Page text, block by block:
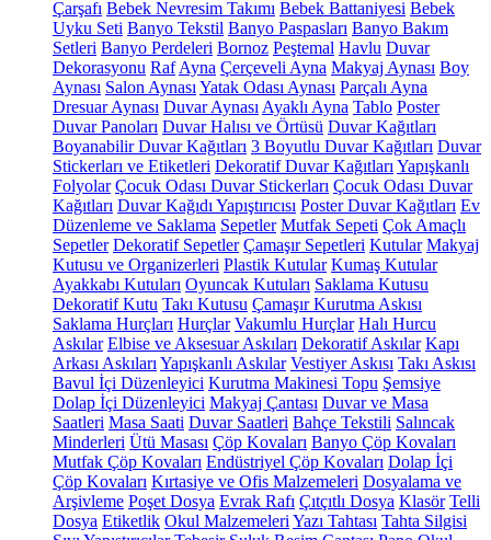
Çarşafı Bebek Nevresim Takımı Bebek Battaniyesi Bebek
Uyku Seti Banyo Tekstil Banyo Paspasları Banyo Bakım
Setleri Banyo Perdeleri Bornoz Peştemal Havlu Duvar
Dekorasyonu Raf Ayna Çerçeveli Ayna Makyaj Aynası Boy
Aynası Salon Aynası Yatak Odası Aynası Parçalı Ayna
Dresuar Aynası Duvar Aynası Ayaklı Ayna Tablo Poster
Duvar Panoları Duvar Halısı ve Örtüsü Duvar Kağıtları
Boyanabilir Duvar Kağıtları 3 Boyutlu Duvar Kağıtları Duvar
Stickerları ve Etiketleri Dekoratif Duvar Kağıtları Yapışkanlı
Folyolar Çocuk Odası Duvar Stickerları Çocuk Odası Duvar
Kağıtları Duvar Kağıdı Yapıştırıcısı Poster Duvar Kağıtları Ev
Düzenleme ve Saklama Sepetler Mutfak Sepeti Çok Amaçlı
Sepetler Dekoratif Sepetler Çamaşır Sepetleri Kutular Makyaj
Kutusu ve Organizerleri Plastik Kutular Kumaş Kutular
Ayakkabı Kutuları Oyuncak Kutuları Saklama Kutusu
Dekoratif Kutu Takı Kutusu Çamaşır Kurutma Askısı
Saklama Hurçları Hurçlar Vakumlu Hurçlar Halı Hurcu
Askılar Elbise ve Aksesuar Askıları Dekoratif Askılar Kapı
Arkası Askıları Yapışkanlı Askılar Vestiyer Askısı Takı Askısı
Bavul İçi Düzenleyici Kurutma Makinesi Topu Şemsiye
Dolap İçi Düzenleyici Makyaj Çantası Duvar ve Masa
Saatleri Masa Saati Duvar Saatleri Bahçe Tekstili Salıncak
Minderleri Ütü Masası Çöp Kovaları Banyo Çöp Kovaları
Mutfak Çöp Kovaları Endüstriyel Çöp Kovaları Dolap İçi
Çöp Kovaları Kırtasiye ve Ofis Malzemeleri Dosyalama ve
Arşivleme Poşet Dosya Evrak Rafı Çıtçıtlı Dosya Klasör Telli
Dosya Etiketlik Okul Malzemeleri Yazı Tahtası Tahta Silgisi